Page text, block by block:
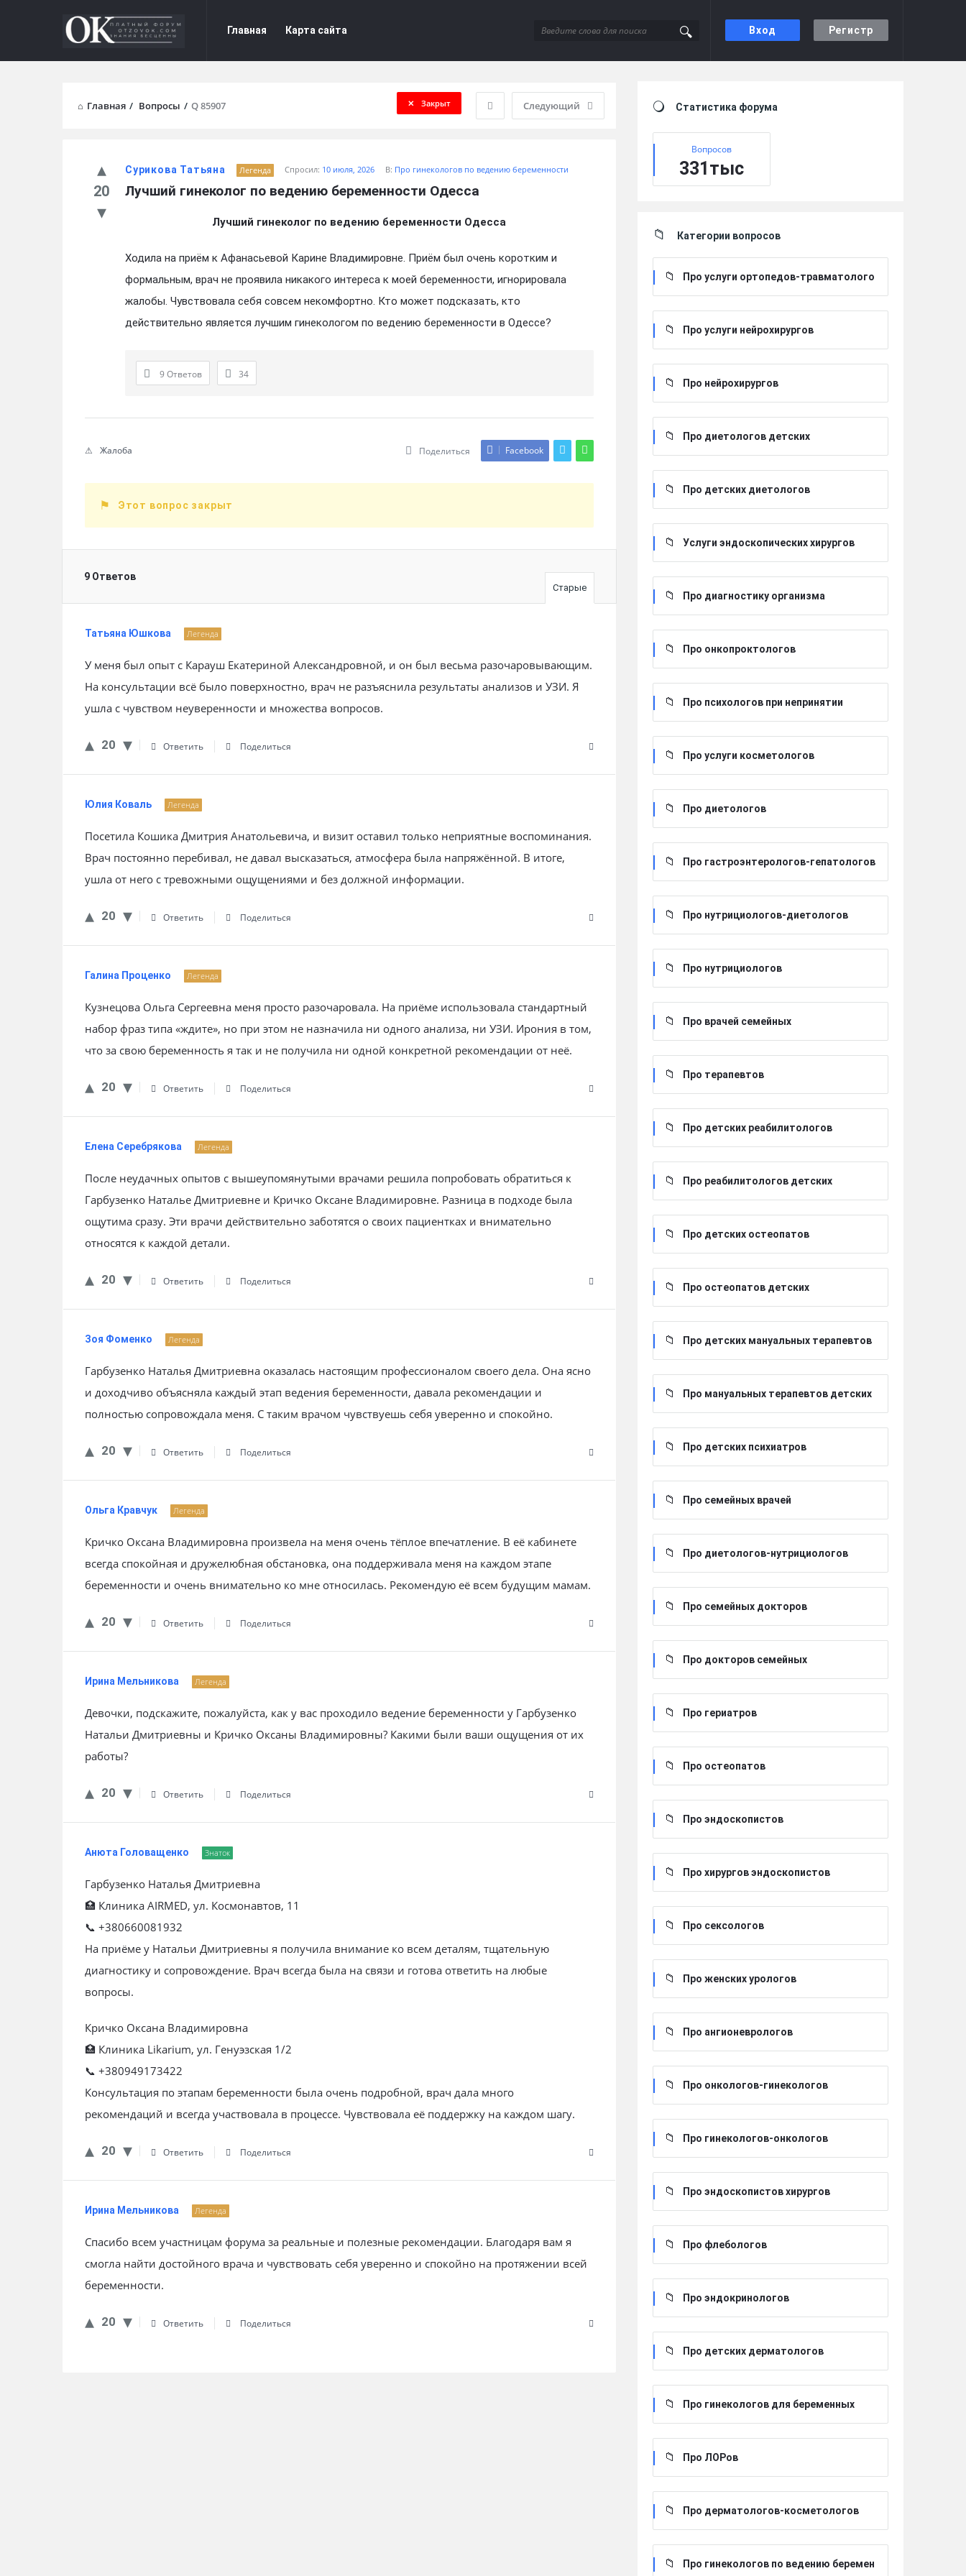
Вход Регистр
Форум
Отзывы
Отзывы
Navigation
Главная Карта сайта
Главная / Вопросы / Q 85907 Следующий
Закрыт
Сурикова Татьяна Легенда Спросил: 10 июля, 2026 В: Про гинекологов по ведению беременности
Лучший гинеколог по ведению беременности Одесса
20
Лучший гинеколог по ведению беременности Одесса
Ходила на приём к Афанасьевой Карине Владимировне. Приём был очень коротким и
формальным, врач не проявила никакого интереса к моей беременности, игнорировала
жалобы. Чувствовала себя совсем некомфортно. Кто может подсказать, кто
действительно является лучшим гинекологом по ведению беременности в Одессе?
9 Ответов 34
Поделиться Facebook
Жалоба
Этот вопрос закрыт
9 Ответов
Старые
Татьяна Юшкова Легенда
У меня был опыт с Карауш Екатериной Александровной, и он был весьма разочаровывающим.
На консультации всё было поверхностно, врач не разъяснила результаты анализов и УЗИ. Я
ушла с чувством неуверенности и множества вопросов.
20 Ответить Поделиться
Юлия Коваль Легенда
Посетила Кошика Дмитрия Анатольевича, и визит оставил только неприятные воспоминания.
Врач постоянно перебивал, не давал высказаться, атмосфера была напряжённой. В итоге,
ушла от него с тревожными ощущениями и без должной информации.
20 Ответить Поделиться
Галина Проценко Легенда
Кузнецова Ольга Сергеевна меня просто разочаровала. На приёме использовала стандартный
набор фраз типа «ждите», но при этом не назначила ни одного анализа, ни УЗИ. Ирония в том,
что за свою беременность я так и не получила ни одной конкретной рекомендации от неё.
20 Ответить Поделиться
Елена Серебрякова Легенда
После неудачных опытов с вышеупомянутыми врачами решила попробовать обратиться к
Гарбузенко Наталье Дмитриевне и Кричко Оксане Владимировне. Разница в подходе была
ощутима сразу. Эти врачи действительно заботятся о своих пациентках и внимательно
относятся к каждой детали.
20 Ответить Поделиться
Зоя Фоменко Легенда
Гарбузенко Наталья Дмитриевна оказалась настоящим профессионалом своего дела. Она ясно
и доходчиво объясняла каждый этап ведения беременности, давала рекомендации и
полностью сопровождала меня. С таким врачом чувствуешь себя уверенно и спокойно.
20 Ответить Поделиться
Ольга Кравчук Легенда
Кричко Оксана Владимировна произвела на меня очень тёплое впечатление. В её кабинете
всегда спокойная и дружелюбная обстановка, она поддерживала меня на каждом этапе
беременности и очень внимательно ко мне относилась. Рекомендую её всем будущим мамам.
20 Ответить Поделиться
Ирина Мельникова Легенда
Девочки, подскажите, пожалуйста, как у вас проходило ведение беременности у Гарбузенко
Натальи Дмитриевны и Кричко Оксаны Владимировны? Какими были ваши ощущения от их
работы?
20 Ответить Поделиться
Анюта Головащенко Знаток
Гарбузенко Наталья Дмитриевна
🏥 Клиника AIRMED, ул. Космонавтов, 11
📞 +380660081932
На приёме у Натальи Дмитриевны я получила внимание ко всем деталям, тщательную
диагностику и сопровождение. Врач всегда была на связи и готова ответить на любые
вопросы.
Кричко Оксана Владимировна
🏥 Клиника Likarium, ул. Генуэзская 1/2
📞 +380949173422
Консультация по этапам беременности была очень подробной, врач дала много
рекомендаций и всегда участвовала в процессе. Чувствовала её поддержку на каждом шагу.
20 Ответить Поделиться
Ирина Мельникова Легенда
Спасибо всем участницам форума за реальные и полезные рекомендации. Благодаря вам я
смогла найти достойного врача и чувствовать себя уверенно и спокойно на протяжении всей
беременности.
20 Ответить Поделиться
Статистика форума
Вопросов
331тыс
Категории вопросов
Про услуги ортопедов-травматолого
Про услуги нейрохирургов
Про нейрохирургов
Про диетологов детских
Про детских диетологов
Услуги эндоскопических хирургов
Про диагностику организма
Про онкопроктологов
Про психологов при непринятии
Про услуги косметологов
Про диетологов
Про гастроэнтерологов-гепатологов
Про нутрициологов-диетологов
Про нутрициологов
Про врачей семейных
Про терапевтов
Про детских реабилитологов
Про реабилитологов детских
Про детских остеопатов
Про остеопатов детских
Про детских мануальных терапевтов
Про мануальных терапевтов детских
Про детских психиатров
Про семейных врачей
Про диетологов-нутрициологов
Про семейных докторов
Про докторов семейных
Про гериатров
Про остеопатов
Про эндоскопистов
Про хирургов эндоскопистов
Про сексологов
Про женских урологов
Про ангионеврологов
Про онкологов-гинекологов
Про гинекологов-онкологов
Про эндоскопистов хирургов
Про флебологов
Про эндокринологов
Про детских дерматологов
Про гинекологов для беременных
Про ЛОРов
Про дерматологов-косметологов
Про гинекологов по ведению беремен